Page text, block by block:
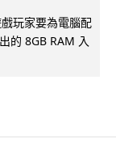
玩家要為電腦配
的 8GB RAM 入